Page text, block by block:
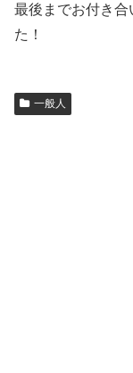
最後までお付き合
た！
一般人